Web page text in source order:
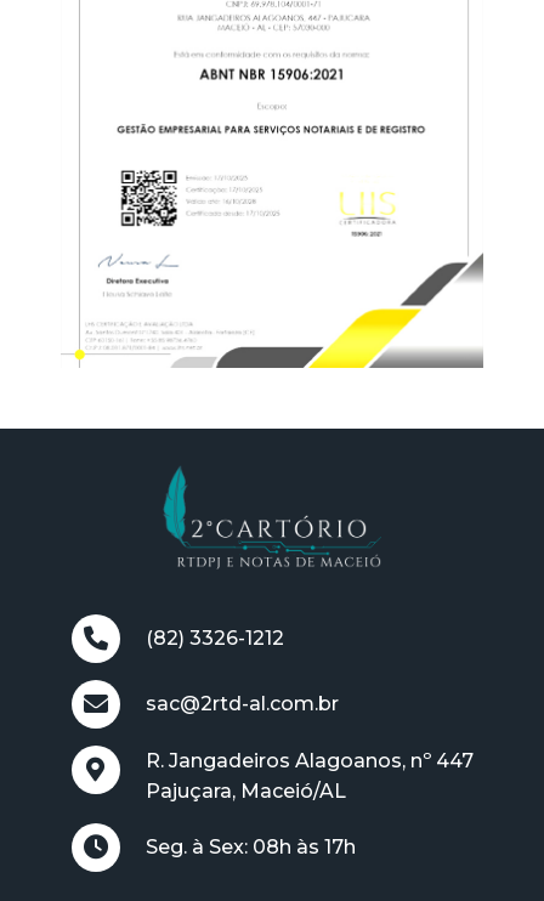
(82) 3326-1212
sac@2rtd-al.com.br
R. Jangadeiros Alagoanos, nº 447
Pajuçara, Maceió/AL
Seg. à Sex: 08h às 17h